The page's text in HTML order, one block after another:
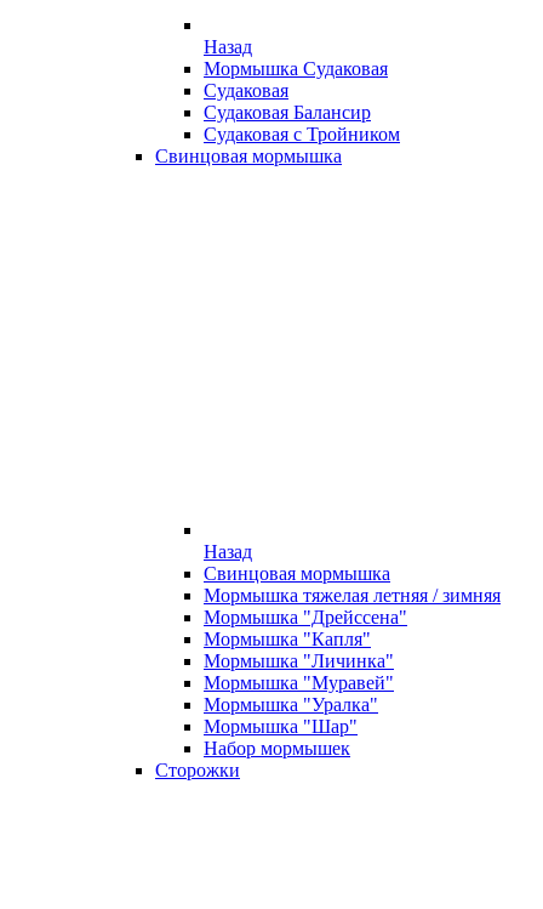
Назад
Мормышка Судаковая
Судаковая
Судаковая Балансир
Судаковая с Тройником
Свинцовая мормышка
Назад
Свинцовая мормышка
Мормышка тяжелая летняя / зимняя
Мормышка "Дрейссена"
Мормышка "Капля"
Мормышка "Личинка"
Мормышка "Муравей"
Мормышка "Уралка"
Мормышка "Шар"
Набор мормышек
Сторожки